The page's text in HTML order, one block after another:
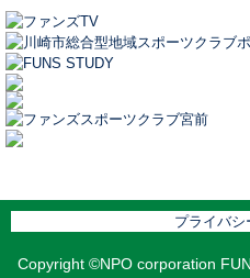
プライバシ
Copyright ©NPO corporation